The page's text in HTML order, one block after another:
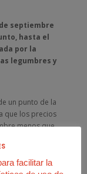
septiembre
hasta el
por la
legumbres y
un punto de la
que los precios
menos que
hasta el
facilitar la